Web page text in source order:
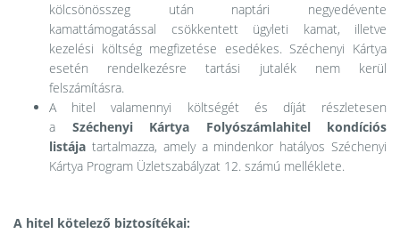
kölcsönösszeg után naptári negyedévente
kamattámogatással csökkentett ügyleti kamat, illetve
kezelési költség megfizetése esedékes. Széchenyi Kártya
esetén rendelkezésre tartási jutalék nem kerül
felszámításra.
A hitel valamennyi költségét és díját részletesen
a Széchenyi Kártya Folyószámlahitel kondíciós
listája tartalmazza, amely a mindenkor hatályos Széchenyi
Kártya Program Üzletszabályzat 12. számú melléklete.
A hitel kötelező biztosítékai: